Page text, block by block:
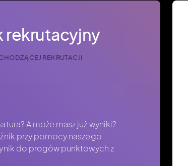
rekrutacyjny
REKRUTACJI
A może masz już wyniki?
przy pomocy naszego
do progów punktowych z